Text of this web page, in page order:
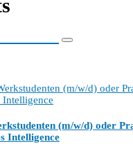
(m/w/d) oder
Intelligence